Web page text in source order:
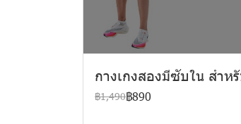
กางเกงสองมีซับใน สำห
฿1,490฿890